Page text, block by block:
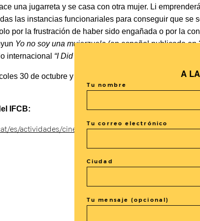
una jugarreta y se casa con otra mujer. Li
las instancias funcionariales para conseguir que se
por la frustración de haber sido engañada o por la
Yo no soy una mujerzuela(en español publicada en
internacional “I Did Not Kill My Husband
30 de octubre y 6 y 13 de noviembre a las 18:30h
IFCB:
es/actividades/cineclub-libro-cine
A LA
Tu nombre
Tu correo electrónico
Ciudad
Tu mensaje (opcional)